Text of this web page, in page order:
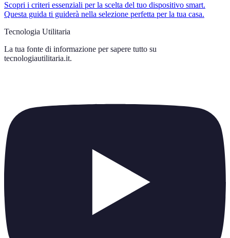
Scopri i criteri essenziali per la scelta del tuo dispositivo smart.
Questa guida ti guiderà nella selezione perfetta per la tua casa.
Tecnologia Utilitaria
La tua fonte di informazione per sapere tutto su
tecnologiautilitaria.it.